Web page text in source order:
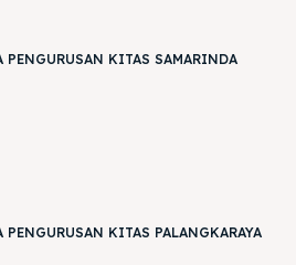
PENGURUSAN KITAS SAMARINDA
PENGURUSAN KITAS PALANGKARAYA